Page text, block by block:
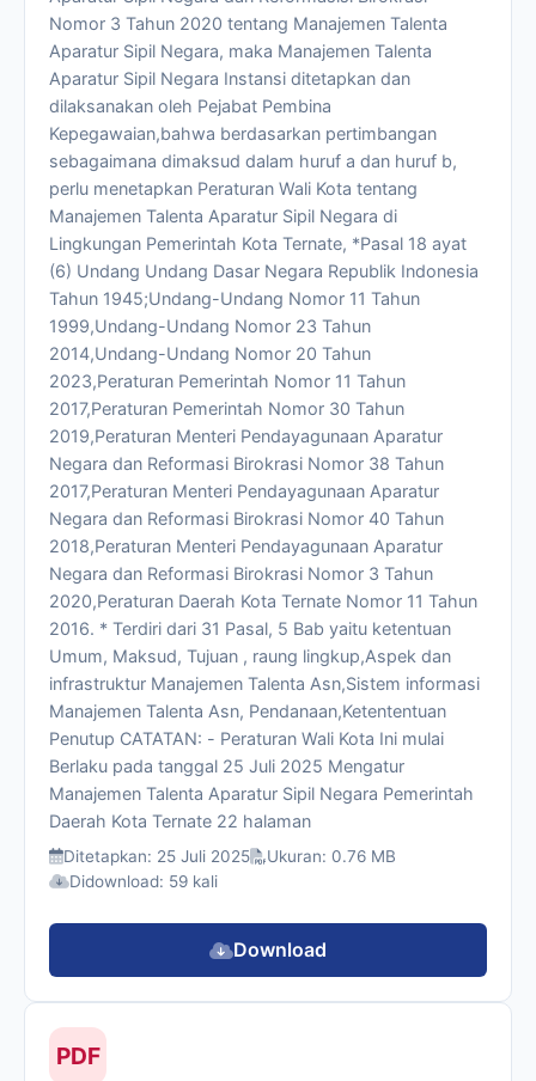
Nomor 3 Tahun 2020 tentang Manajemen Talenta
Aparatur Sipil Negara, maka Manajemen Talenta
Aparatur Sipil Negara Instansi ditetapkan dan
dilaksanakan oleh Pejabat Pembina
Kepegawaian,bahwa berdasarkan pertimbangan
sebagaimana dimaksud dalam huruf a dan huruf b,
perlu menetapkan Peraturan Wali Kota tentang
Manajemen Talenta Aparatur Sipil Negara di
Lingkungan Pemerintah Kota Ternate, *Pasal 18 ayat
(6) Undang Undang Dasar Negara Republik Indonesia
Tahun 1945;Undang-Undang Nomor 11 Tahun
1999,Undang-Undang Nomor 23 Tahun
2014,Undang-Undang Nomor 20 Tahun
2023,Peraturan Pemerintah Nomor 11 Tahun
2017,Peraturan Pemerintah Nomor 30 Tahun
2019,Peraturan Menteri Pendayagunaan Aparatur
Negara dan Reformasi Birokrasi Nomor 38 Tahun
2017,Peraturan Menteri Pendayagunaan Aparatur
Negara dan Reformasi Birokrasi Nomor 40 Tahun
2018,Peraturan Menteri Pendayagunaan Aparatur
Negara dan Reformasi Birokrasi Nomor 3 Tahun
2020,Peraturan Daerah Kota Ternate Nomor 11 Tahun
2016. * Terdiri dari 31 Pasal, 5 Bab yaitu ketentuan
Umum, Maksud, Tujuan , raung lingkup,Aspek dan
infrastruktur Manajemen Talenta Asn,Sistem informasi
Manajemen Talenta Asn, Pendanaan,Ketententuan
Penutup CATATAN: - Peraturan Wali Kota Ini mulai
Berlaku pada tanggal 25 Juli 2025 Mengatur
Manajemen Talenta Aparatur Sipil Negara Pemerintah
Daerah Kota Ternate 22 halaman
Ditetapkan: 25 Juli 2025
Ukuran: 0.76 MB
Didownload: 59 kali
Download
PDF